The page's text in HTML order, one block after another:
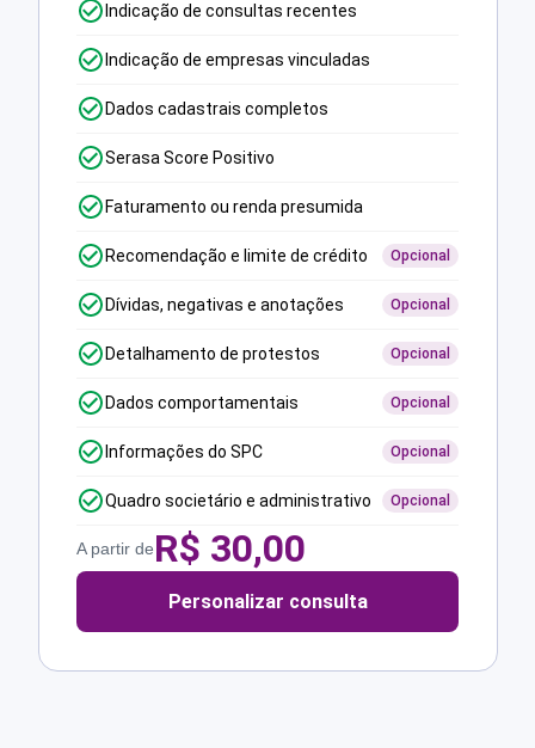
Indicação de consultas recentes
Indicação de empresas vinculadas
Dados cadastrais completos
Serasa Score Positivo
Faturamento ou renda presumida
Recomendação e limite de crédito Opcional
Dívidas, negativas e anotações Opcional
Detalhamento de protestos Opcional
Dados comportamentais Opcional
Informações do SPC Opcional
Quadro societário e administrativo Opcional
A partir deR$ 30,00
Personalizar consulta